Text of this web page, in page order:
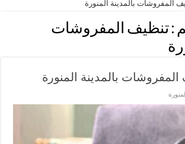
المفروشات بالمدينة المنورة
:تنظيف المفروشات
بالمدينة المنورة